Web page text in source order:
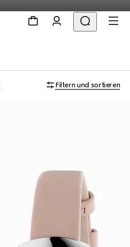
Filtern und sortieren